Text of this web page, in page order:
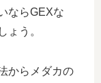
ならGEXな
ょう。
からメダカの